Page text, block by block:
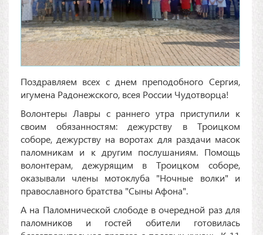
Поздравляем всех с днем преподобного Сергия,
игумена Радонежского, всея России Чудотворца!
Волонтеры Лавры с раннего утра приступили к
своим обязанностям: дежурству в Троицком
соборе, дежурству на воротах для раздачи масок
паломникам и к другим послушаниям. Помощь
волонтерам, дежурящим в Троицком соборе,
оказывали члены мотоклуба "Ночные волки" и
православного братства "Сыны Афона".
А на Паломнической слободе в очередной раз для
паломников и гостей обители готовилась